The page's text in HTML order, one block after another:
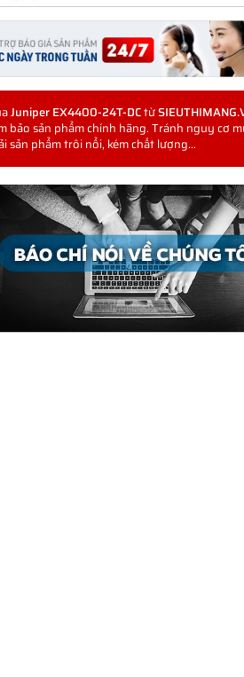
Juniper EX4400-24T-DCtừ
bảo sản phẩm chính hãng. Tránh nguy cơ
sản phẩm trôi nổi, kém chất lượng...